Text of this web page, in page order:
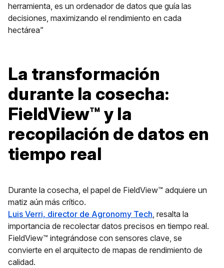
herramienta, es un ordenador de datos que guía las
decisiones, maximizando el rendimiento en cada
hectárea”
La transformación
durante la cosecha:
FieldView™ y la
recopilación de datos en
tiempo real
Durante la cosecha, el papel de FieldView™ adquiere un
matiz aún más crítico.
Luis Verri, director de Agronomy Tech, resalta la
importancia de recolectar datos precisos en tiempo real.
FieldView™ integrándose con sensores clave, se
convierte en el arquitecto de mapas de rendimiento de
calidad.